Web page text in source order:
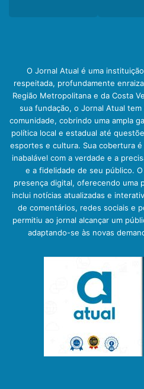
O Jornal Atual é uma
respeitada, profundamente
Região Metropolitana e da Costa
sua fundação, o Jornal Atual
comunidade, cobrindo uma ampla
política local e estadual até
esportes e cultura. Sua cobertura
inabalável com a verdade e a
e a fidelidade de seu público.
presença digital, oferecendo uma
inclui notícias atualizadas e
de comentários, redes sociais e
permitiu ao jornal alcançar um
adaptando-se às novas